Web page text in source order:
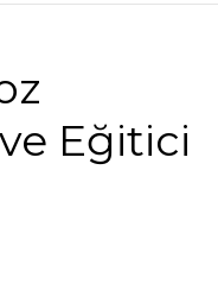
Eğitici